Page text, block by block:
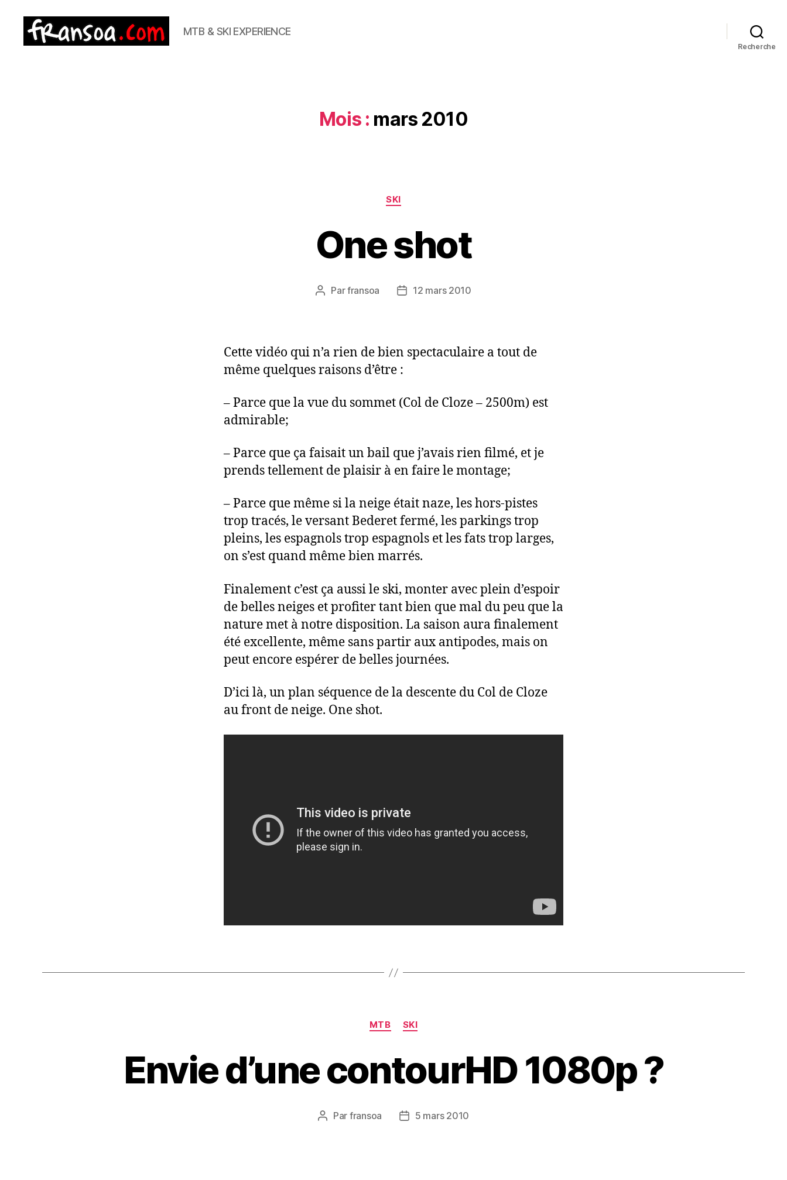
MTB & SKI EXPERIENCE
Recherche
Mois : mars 2010
Catégories
SKI
One shot
Auteur
Parfransoa
Date12 mars 2010
Cette vidéo qui n’a rien de bien spectaculaire a tout de
même quelques raisons d’être :
– Parce que la vue du sommet (Col de Cloze – 2500m) est
admirable;
– Parce que ça faisait un bail que j’avais rien filmé, et je
prends tellement de plaisir à en faire le montage;
– Parce que même si la neige était naze, les hors-pistes
trop tracés, le versant Bederet fermé, les parkings trop
pleins, les espagnols trop espagnols et les fats trop larges,
on s’est quand même bien marrés.
Finalement c’est ça aussi le ski, monter avec plein d’espoir
de belles neiges et profiter tant bien que mal du peu que la
nature met à notre disposition. La saison aura finalement
été excellente, même sans partir aux antipodes, mais on
peut encore espérer de belles journées.
D’ici là, un plan séquence de la descente du Col de Cloze
au front de neige. One shot.
Catégories
MTB SKI
Envie d’une contourHD 1080p ?
Auteur
Par fransoa
Date5 mars 2010